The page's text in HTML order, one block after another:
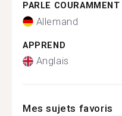
PARLE COURAMMENT
Allemand
APPREND
Anglais
Mes sujets favoris